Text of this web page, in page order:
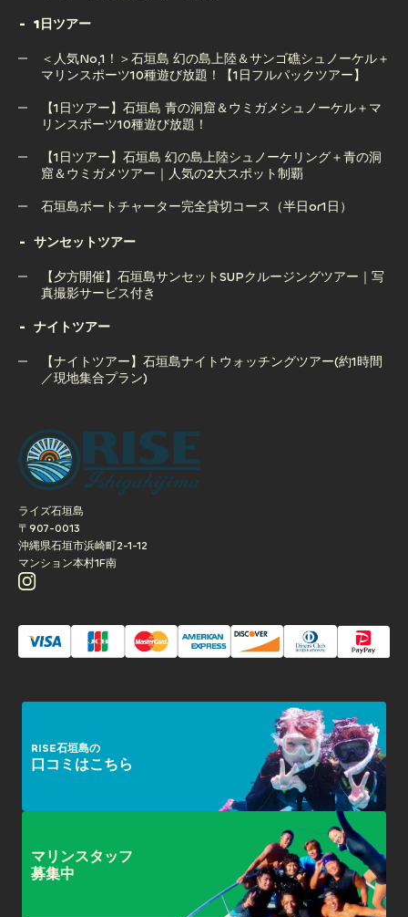
イトプールを楽しもう！子供もOK！
1日ツアー
＜人気No,1！＞石垣島 幻の島上陸＆サンゴ礁シュノーケル＋
マリンスポーツ10種遊び放題！【1日フルパックツアー】
＜人気No,1！＞石垣島 幻の島上陸＆サンゴ礁シュノーケル＋
【1日ツアー】石垣島 青の洞窟＆ウミガメシュノーケル＋マ
リンスポーツ10種遊び放題！
【1日ツアー】石垣島 青の洞窟＆ウミガメシュノーケル＋マ
【1日ツアー】石垣島 幻の島上陸シュノーケリング＋青の洞
窟＆ウミガメツアー｜人気の2大スポット制覇
窟＆ウミガメツアー｜人気の2大スポット制覇
石垣島ボートチャーター完全貸切コース（半日or1日）
石垣島ボートチャーター完全貸切コース（半日or1日）
サンセットツアー
【夕方開催】石垣島サンセットSUPクルージングツアー｜写
真撮影サービス付き
【夕方開催】石垣島サンセットSUPクルージングツアー｜写
ナイトツアー
【ナイトツアー】石垣島ナイトウォッチングツアー(約1時間
／現地集合プラン)
／現地集合プラン)
ライズ石垣島
〒907-0013
沖縄県石垣市浜崎町2-1-12
マンション本村1F南
RISE石垣島の
口コミはこちら
マリンスタッフ
募集中